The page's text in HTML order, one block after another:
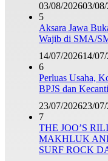
03/08/202603/
5
Aksara Jawa
Wajib di SMA/
14/07/202614/
6
Perluas Usaha,
BPJS dan
23/07/202623/
7
THE JOO’S
MAKHLUK
SURF ROCK